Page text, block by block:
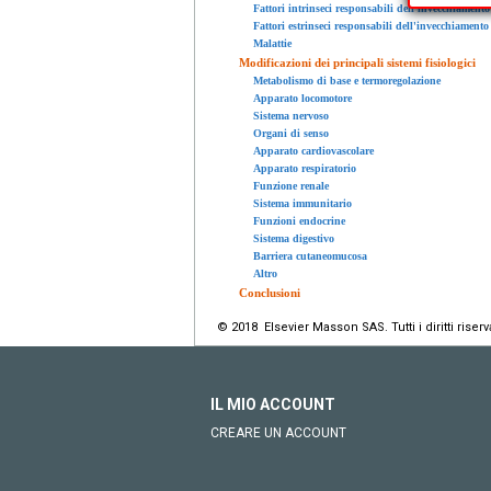
Fattori intrinseci responsabili dell'invecchiamento
Fattori estrinseci responsabili dell'invecchiamento
Malattie
Modificazioni dei principali sistemi fisiologici
Metabolismo di base e termoregolazione
Apparato locomotore
Sistema nervoso
Organi di senso
Apparato cardiovascolare
Apparato respiratorio
Funzione renale
Sistema immunitario
Funzioni endocrine
Sistema digestivo
Barriera cutaneomucosa
Altro
Conclusioni
© 2018 Elsevier Masson SAS. Tutti i diritti
IL MIO ACCOUNT
CREARE UN ACCOUNT